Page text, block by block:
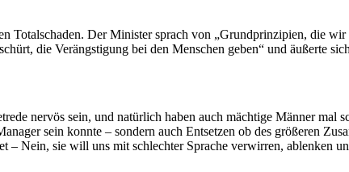
Total­schaden. Der Minister sprach von „Grund­prin­zipien, die
die Verängs­tigung bei den Menschen geben“ und äußerte
nervös sein, und natürlich haben auch mächtige Männer
sein konnte – sondern auch Entsetzen ob des größeren
– Nein, sie will uns mit schlechter Sprache verwirren, ablenken